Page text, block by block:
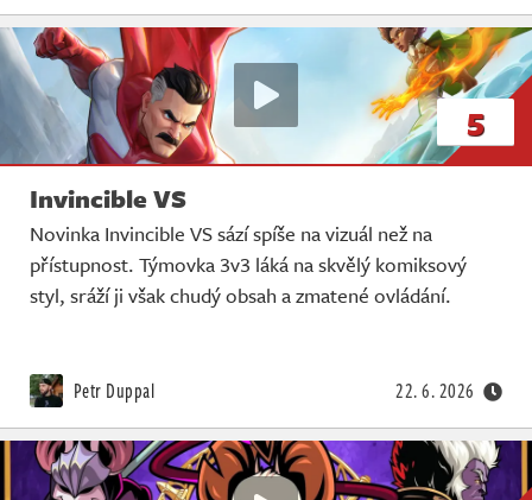
5
Invincible VS
Novinka Invincible VS sází spíše na vizuál než na
přístupnost. Týmovka 3v3 láká na skvělý komiksový
styl, sráží ji však chudý obsah a zmatené ovládání.
Petr Duppal 22. 6. 2026